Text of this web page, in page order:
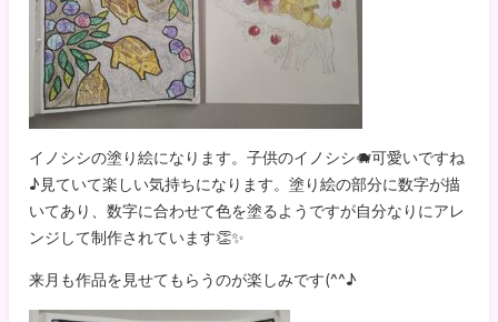
イノシシの塗り絵になります。子供のイノシシ🐗可愛いですね
♪見ていて楽しい気持ちになります。塗り絵の部分に数字が描
いてあり、数字に合わせて色を塗るようですが自分なりにアレ
ンジして制作されています👏✨
来月も作品を見せてもらうのが楽しみです(^^♪